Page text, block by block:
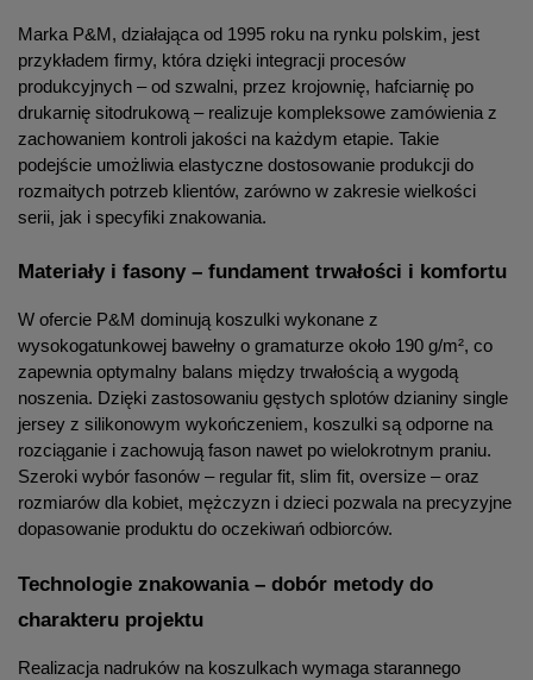
Marka P&M, działająca od 1995 roku na rynku polskim, jest
przykładem firmy, która dzięki integracji procesów
produkcyjnych – od szwalni, przez krojownię, hafciarnię po
drukarnię sitodrukową – realizuje kompleksowe zamówienia z
zachowaniem kontroli jakości na każdym etapie. Takie
podejście umożliwia elastyczne dostosowanie produkcji do
rozmaitych potrzeb klientów, zarówno w zakresie wielkości
serii, jak i specyfiki znakowania.
Materiały i fasony – fundament trwałości i komfortu
W ofercie P&M dominują koszulki wykonane z
wysokogatunkowej bawełny o gramaturze około 190 g/m², co
zapewnia optymalny balans między trwałością a wygodą
noszenia. Dzięki zastosowaniu gęstych splotów dzianiny single
jersey z silikonowym wykończeniem, koszulki są odporne na
rozciąganie i zachowują fason nawet po wielokrotnym praniu.
Szeroki wybór fasonów – regular fit, slim fit, oversize – oraz
rozmiarów dla kobiet, mężczyzn i dzieci pozwala na precyzyjne
dopasowanie produktu do oczekiwań odbiorców.
Technologie znakowania – dobór metody do
charakteru projektu
Realizacja nadruków na koszulkach wymaga starannego